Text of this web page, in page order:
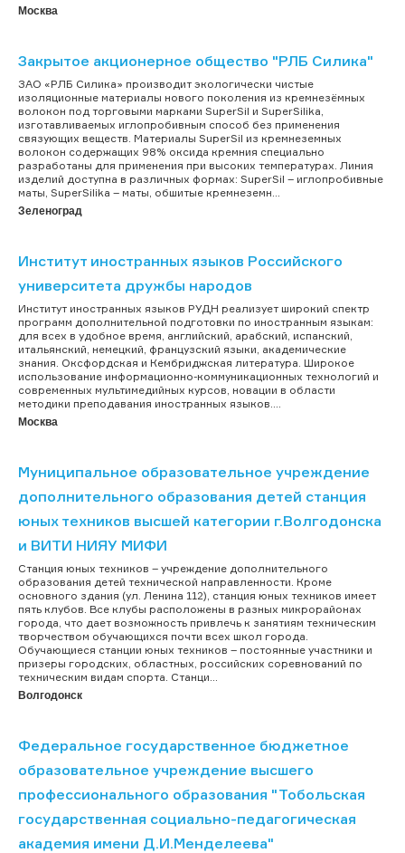
Москва
Закрытое акционерное общество "РЛБ Силика"
ЗАО «РЛБ Силика» производит экологически чистые
изоляционные материалы нового поколения из кремнезёмных
волокон под торговыми марками SuperSil и SuperSilika,
изготавливаемых иглопробивным способ без применения
связующих веществ. Материалы SuperSil из кремнеземных
волокон содержащих 98% оксида кремния специально
разработаны для применения при высоких температурах. Линия
изделий доступна в различных формах: SuperSil – иглопробивные
маты, SuperSilika – маты, обшитые кремнеземн...
Зеленоград
Институт иностранных языков Российского
университета дружбы народов
Институт иностранных языков РУДН реализует широкий спектр
программ дополнительной подготовки по иностранным языкам:
для всех в удобное время, английский, арабский, испанский,
итальянский, немецкий, французский языки, академические
знания. Оксфордская и Кембриджская литература. Широкое
использование информационно-коммуникационных технологий и
современных мультимедийных курсов, новации в области
методики преподавания иностранных языков....
Москва
Муниципальное образовательное учреждение
дополнительного образования детей станция
юных техников высшей категории г.Волгодонска
и ВИТИ НИЯУ МИФИ
Станция юных техников – учреждение дополнительного
образования детей технической направленности. Кроме
основного здания (ул. Ленина 112), станция юных техников имеет
пять клубов. Все клубы расположены в разных микрорайонах
города, что дает возможность привлечь к занятиям техническим
творчеством обучающихся почти всех школ города.
Обучающиеся станции юных техников – постоянные участники и
призеры городских, областных, российских соревнований по
техническим видам спорта. Станци...
Волгодонск
Федеральное государственное бюджетное
образовательное учреждение высшего
профессионального образования "Тобольская
государственная социально-педагогическая
академия имени Д.И.Менделеева"